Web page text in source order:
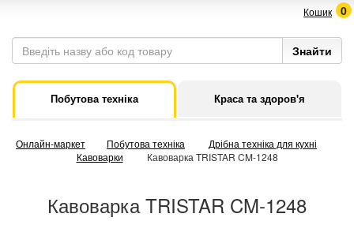
Кошик 0
Побутова техніка Краса та здоров'я
Онлайн-маркет Побутова техніка
Дрібна техніка для кухні
Кавоварки
Кавоварка TRISTAR CM-1248
Кавоварка TRISTAR CM-1248